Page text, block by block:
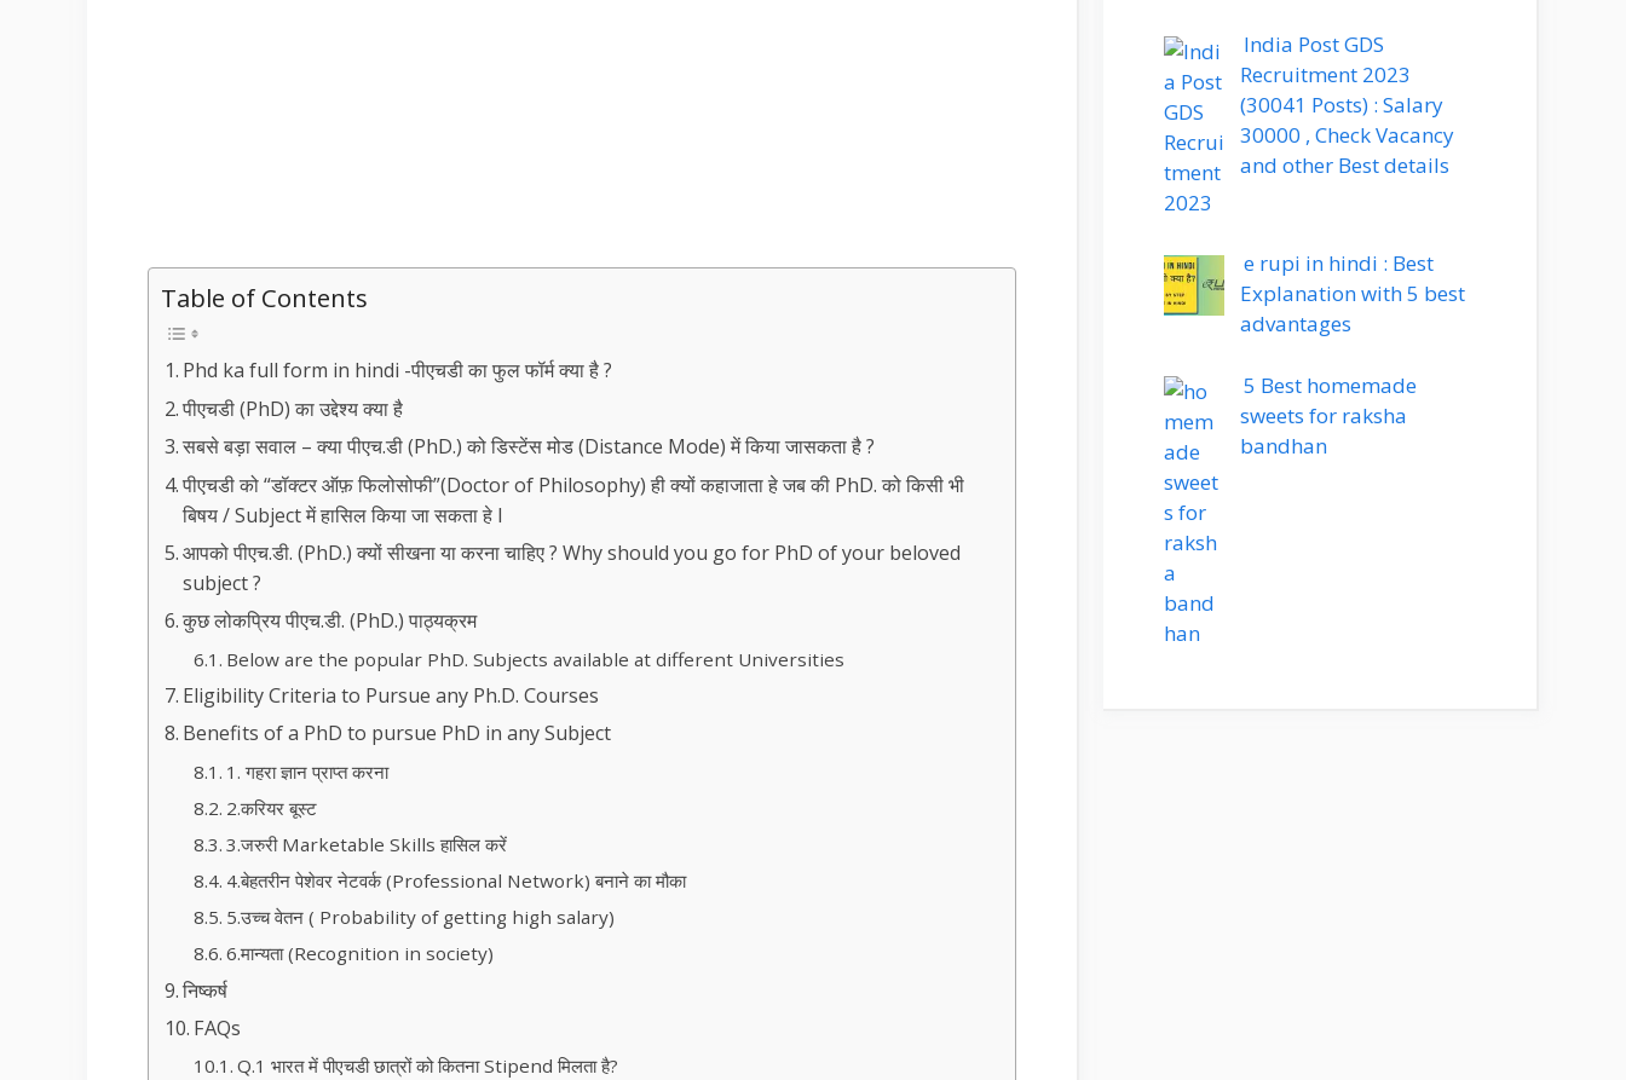
Table of Contents
Phd ka full form in hindi -पीएचडी का फुल फॉर्म क्या है ?
पीएचडी (PhD) का उद्देश्य क्या है
सबसे बड़ा सवाल – क्या पीएच.डी (PhD.) को डिस्टेंस मोड (Distance Mode) में किया जासकता है ?
पीएचडी को “डॉक्टर ऑफ़ फिलोसोफी”(Doctor of Philosophy) ही क्यों कहाजाता हे जब की PhD. को किसी भी
बिषय / Subject में हासिल किया जा सकता हे I
आपको पीएच.डी. (PhD.) क्यों सीखना या करना चाहिए ? Why should you go for PhD of your beloved
subject ?
कुछ लोकप्रिय पीएच.डी. (PhD.) पाठ्यक्रम
Below are the popular PhD. Subjects available at different Universities
Eligibility Criteria to Pursue any Ph.D. Courses
Benefits of a PhD to pursue PhD in any Subject
1. गहरा ज्ञान प्राप्त करना
2.करियर बूस्ट
3.जरुरी Marketable Skills हासिल करें
4.बेहतरीन पेशेवर नेटवर्क (Professional Network) बनाने का मौका
5.उच्च वेतन ( Probability of getting high salary)
6.मान्यता (Recognition in society)
निष्कर्ष
FAQs
Q.1 भारत में पीएचडी छात्रों को कितना Stipend मिलता है?
India Post GDS
Recruitment 2023
(30041 Posts) : Salary
30000 , Check Vacancy
and other Best details
e rupi in hindi : Best
Explanation with 5 best
advantages
5 Best homemade
sweets for raksha
bandhan